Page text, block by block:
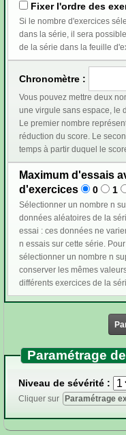
Fixer l'ordre des
Si le nombre d'exercices
dans la série, il sera possible de choisir l'ordre au moment de l'insertion
de la série dans la feuille
Chronomètre :
Vous pouvez mettre deux
une virgule sans espace, le
Le premier nombre
réduction du score. Le second, par défaut égal au premier, représente le
temps à partir duquel le
Maximum d'essais
d'exercices
0 1
Sélectionner un nombre n
données aléatoires de la
essai : ces données ne varieront qu'en cas de bonne réponse ou après
n essais sur cette série. Pour une série d'exercices dont l'ordre est fixé,
sélectionner un nombre n supérieur ou
conserver les mêmes
différents exercices de
Paramétrage
Niveau de sévérité :
Cliquer sur Paramétrage